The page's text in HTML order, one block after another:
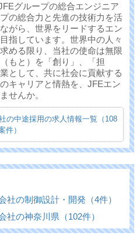
グループの総合エンジニア
の総合力と先進の技術力を活
がら、世界をリードするエン
指しています。世界中の人々
める限り、当社の使命は無限
もと）を「創り」、「担
として、共に社会に貢献する
キャリアと情熱を、JFEエン
せんか。
の中途採用の求人情報一覧（108
件）
社の制御設計・開発（4件）
社の神奈川県（102件）